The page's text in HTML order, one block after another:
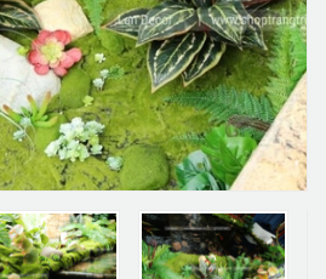
KHĂN TRẢI BÀN